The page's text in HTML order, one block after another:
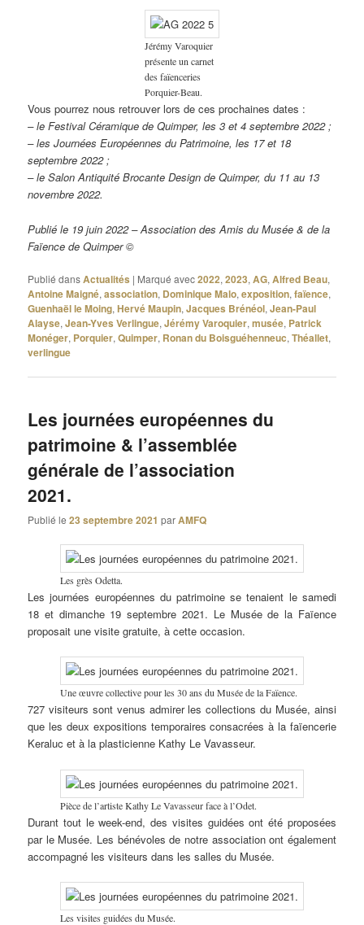
Jérémy Varoquier
présente un carnet
des faïenceries
Porquier-Beau.
Vous pourrez nous retrouver lors de ces prochaines dates :
– le Festival Céramique de Quimper, les 3 et 4 septembre 2022 ;
– les Journées Européennes du Patrimoine, les 17 et 18
septembre 2022 ;
– le Salon Antiquité Brocante Design de Quimper, du 11 au 13
novembre 2022.
Publié le 19 juin 2022 – Association des Amis du Musée & de la
Faïence de Quimper ©
Publié dansActualités | Marqué avec2022,2023,AG,Alfred Beau,
Antoine Maigné,association, Dominique Malo,exposition,faïence,
Guenhaël le Moing,Hervé Maupin,Jacques Brénéol,Jean-Paul
Alayse,Jean-Yves Verlingue,Jérémy Varoquier,musée, Patrick
Monéger, Porquier,Quimper, Ronan du Boisguéhenneuc,Théallet,
verlingue
Les journées européennes du
patrimoine & l’assemblée
générale de l’association
2021.
Publié le23 septembre 2021 parAMFQ
Les grès Odetta.
Les journées européennes du patrimoine se tenaient le samedi
18 et dimanche 19 septembre 2021. Le Musée de la Faïence
proposait une visite gratuite, à cette occasion.
Une œuvre collective pour les 30 ans du Musée de la Faïence.
727 visiteurs sont venus admirer les collections du Musée, ainsi
que les deux expositions temporaires consacrées à la faïencerie
Keraluc et à la plasticienne Kathy Le Vavasseur.
Pièce de l’artiste Kathy Le Vavasseur face à l’Odet.
Durant tout le week-end, des visites guidées ont été proposées
par le Musée. Les bénévoles de notre association ont également
accompagné les visiteurs dans les salles du Musée.
Les visites guidées du Musée.